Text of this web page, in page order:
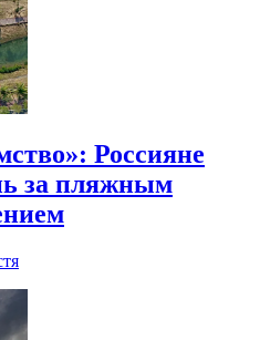
Россияне
за пляжным